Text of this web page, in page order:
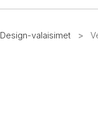
Design-valaisimet >